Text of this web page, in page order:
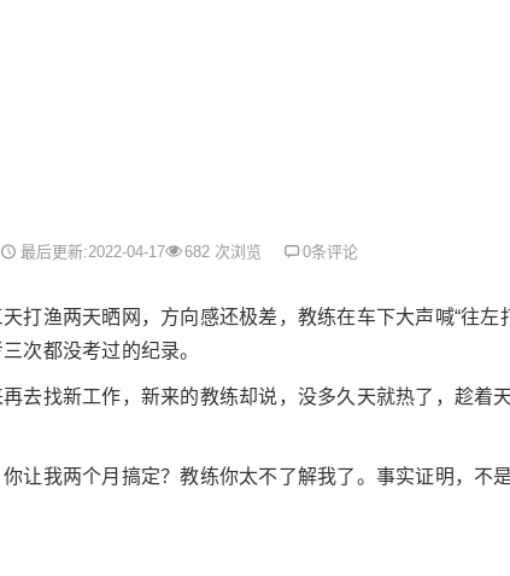
最后更新:2022-04-17 682 次浏览 0条评论
打渔两天晒网，方向感还极差，教练在车下大声喊“往左
次都没考过的纪录。
去找新工作，新来的教练却说，没多久天就热了，趁着
让我两个月搞定？教练你太不了解我了。事实证明，不